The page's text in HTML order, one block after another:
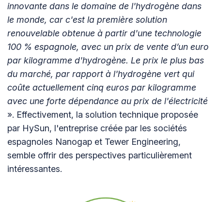
innovante dans le domaine de l'hydrogène dans
le monde, car c'est la première solution
renouvelable obtenue à partir d'une technologie
100 % espagnole, avec un prix de vente d’un euro
par kilogramme d'hydrogène. Le prix le plus bas
du marché, par rapport à l'hydrogène vert qui
coûte actuellement cinq euros par kilogramme
avec une forte dépendance au prix de l'électricité
». Effectivement, la solution technique proposée
par HySun, l'entreprise créée par les sociétés
espagnoles Nanogap et Tewer Engineering,
semble offrir des perspectives particulièrement
intéressantes.